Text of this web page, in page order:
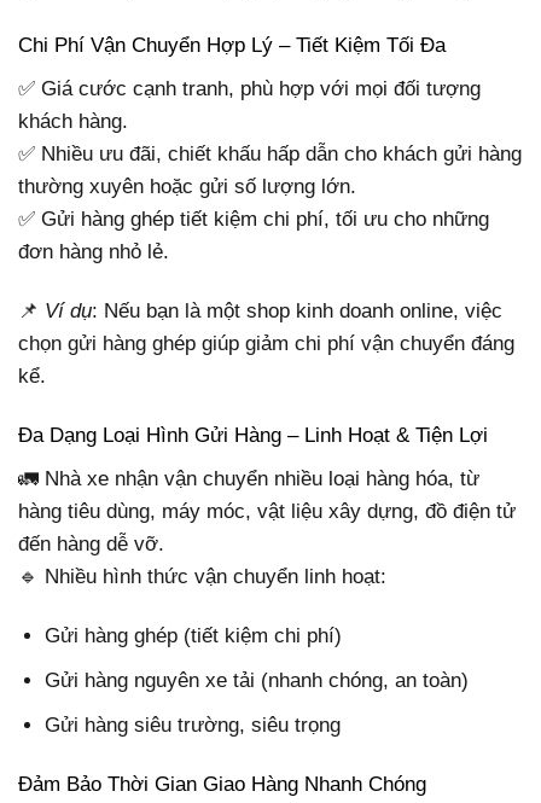
Chi Phí Vận Chuyển Hợp Lý – Tiết Kiệm Tối Đa
✅ Giá cước cạnh tranh, phù hợp với mọi đối tượng
khách hàng.
✅ Nhiều ưu đãi, chiết khấu hấp dẫn cho khách gửi hàng
thường xuyên hoặc gửi số lượng lớn.
✅ Gửi hàng ghép tiết kiệm chi phí, tối ưu cho những
đơn hàng nhỏ lẻ.
📌 Ví dụ: Nếu bạn là một shop kinh doanh online, việc
chọn gửi hàng ghép giúp giảm chi phí vận chuyển đáng
kể.
Đa Dạng Loại Hình Gửi Hàng – Linh Hoạt & Tiện Lợi
🚛 Nhà xe nhận vận chuyển nhiều loại hàng hóa, từ
hàng tiêu dùng, máy móc, vật liệu xây dựng, đồ điện tử
đến hàng dễ vỡ.
🔹 Nhiều hình thức vận chuyển linh hoạt:
Gửi hàng ghép (tiết kiệm chi phí)
Gửi hàng nguyên xe tải (nhanh chóng, an toàn)
Gửi hàng siêu trường, siêu trọng
Đảm Bảo Thời Gian Giao Hàng Nhanh Chóng